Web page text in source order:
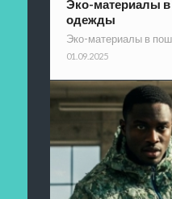
Эко-материалы
одежды
Эко-материалы в
01.09.2025